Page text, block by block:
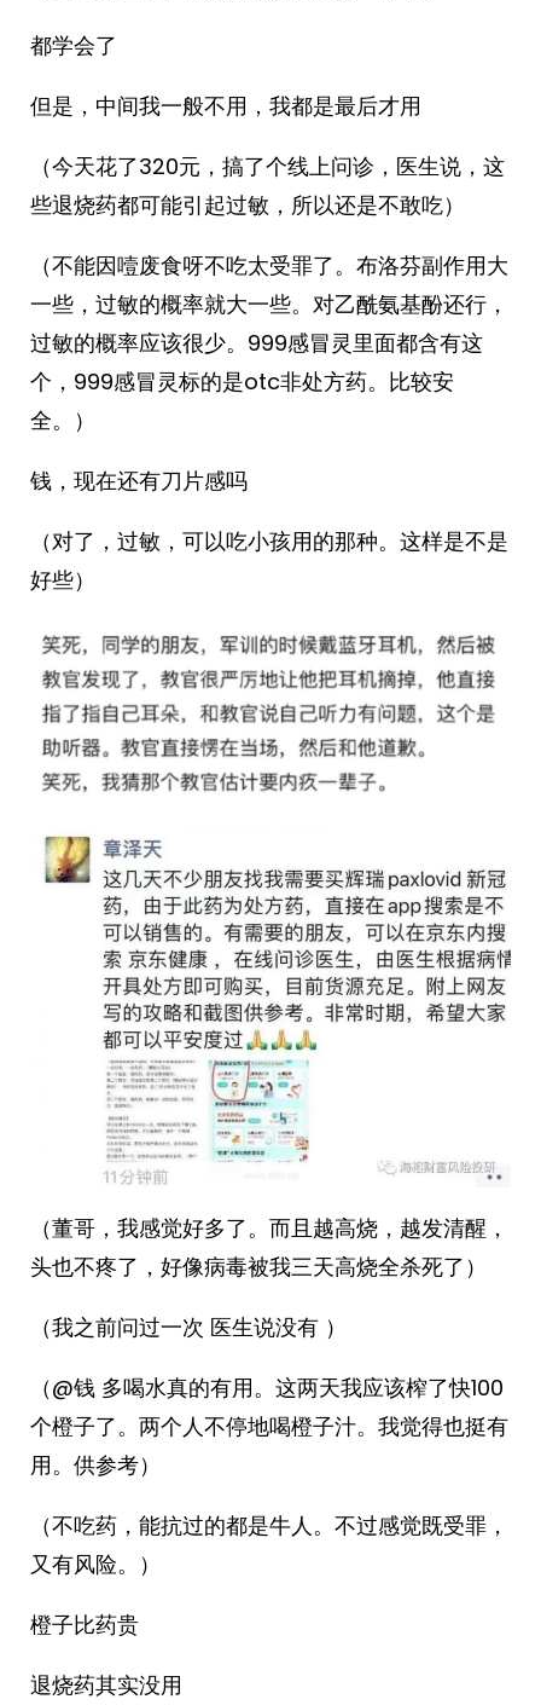
都学会了
但是，中间我一般不用，我都是最后才用
（今天花了320元，搞了个线上问诊，医生说，这
些退烧药都可能引起过敏，所以还是不敢吃）
（不能因噎废食呀不吃太受罪了。布洛芬副作用大
一些，过敏的概率就大一些。对乙酰氨基酚还行，
过敏的概率应该很少。999感冒灵里面都含有这
个，999感冒灵标的是otc非处方药。比较安
全。）
钱，现在还有刀片感吗
（对了，过敏，可以吃小孩用的那种。这样是不是
好些）
（董哥，我感觉好多了。而且越高烧，越发清醒，
头也不疼了，好像病毒被我三天高烧全杀死了）
（我之前问过一次 医生说没有 ）
（@钱 多喝水真的有用。这两天我应该榨了快100
个橙子了。两个人不停地喝橙子汁。我觉得也挺有
用。供参考）
（不吃药，能抗过的都是牛人。不过感觉既受罪，
又有风险。）
橙子比药贵
退烧药其实没用